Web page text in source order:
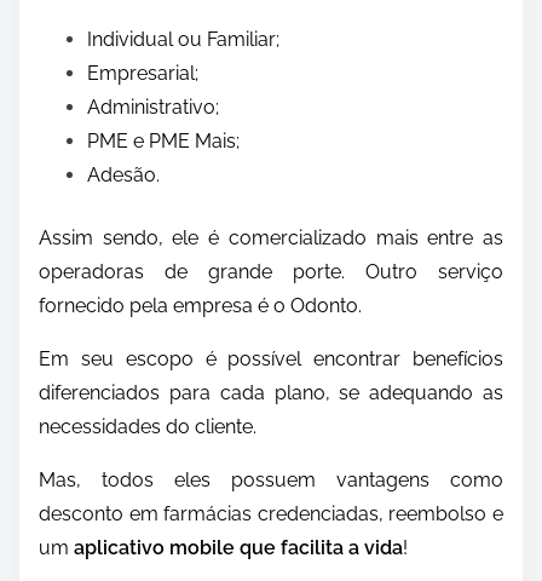
Individual ou Familiar;
Empresarial;
Administrativo;
PME e PME Mais;
Adesão.
Assim sendo, ele é comercializado mais entre as
operadoras de grande porte. Outro serviço
fornecido pela empresa é o Odonto.
Em seu escopo é possível encontrar benefícios
diferenciados para cada plano, se adequando as
necessidades do cliente.
Mas, todos eles possuem vantagens como
desconto em farmácias credenciadas, reembolso e
um aplicativo mobile que facilita a vida!